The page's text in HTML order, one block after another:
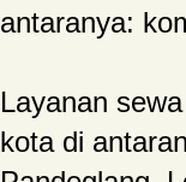
antaranya:
Layanan
kota di